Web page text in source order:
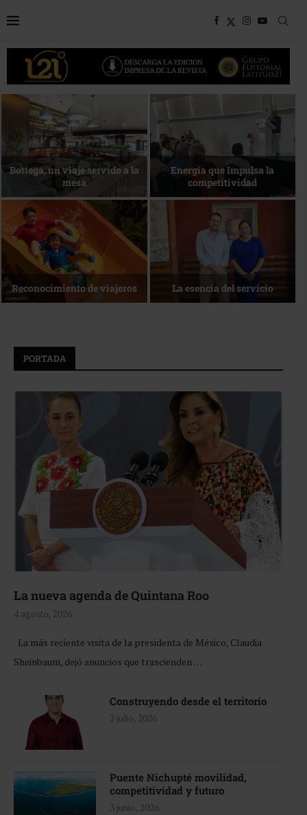
Bottega, un viaje servido a la
mesa
Energía que Impulsa la
competitividad
Reconocimiento de viajeros La esencia del servicio
PORTADA
La nueva agenda de Quintana Roo
4 agosto, 2026
La más reciente visita de la presidenta de México, Claudia
Sheinbaum, dejó anuncios que trascienden …
Construyendo desde el territorio
2 julio, 2026
Puente Nichupté movilidad,
competitividad y futuro
3 junio, 2026